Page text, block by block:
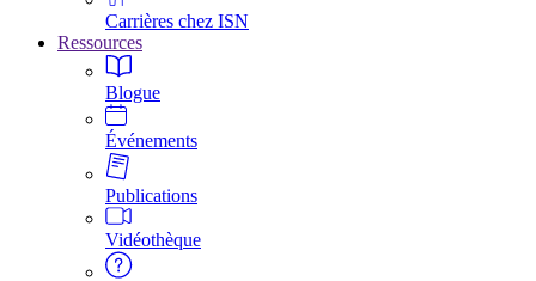
Carrières chez ISN
Ressources
Blogue
Événements
Publications
Vidéothèque